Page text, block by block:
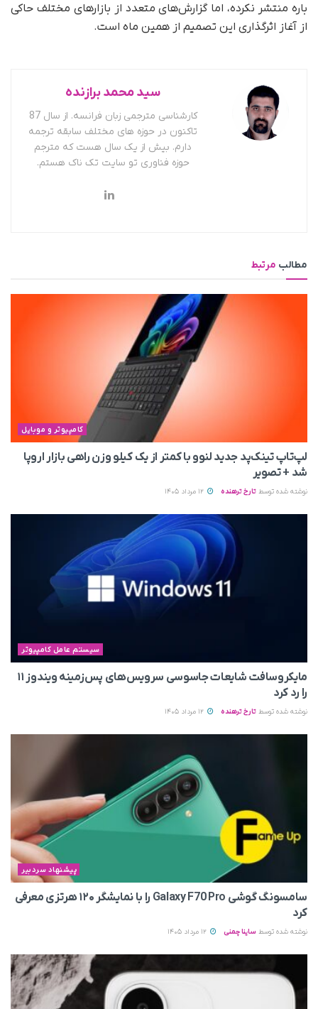
باره منتشر نکرده، اما گزارش‌های متعدد از بازارهای مختلف حاکی
از آغاز اثرگذاری این تصمیم از همین ماه است.
سید محمد برازنده
کارشناسی مترجمی زبان فرانسه. از سال 87
تاکنون در حوزه های مختلف سابقه ترجمه
دارم. بیش از یک سال هست که مترجم
حوزه فناوری تو سایت تک ناک هستم.
مطالب مرتبط
کامپیوتر و موبایل
لپ‌تاپ تینک‌پد جدید لنوو با کمتر از یک کیلو وزن راهی بازار اروپا
شد + تصویر
نوشته شده توسط تارخ ترهنده
سیستم عامل کامپیوتر
مایکروسافت شایعات جاسوسی سرویس‌های پس‌زمینه ویندوز ۱۱
را رد کرد
نوشته شده توسط تارخ ترهنده
پیشنهاد سردبیر
سامسونگ گوشی Galaxy F70 Pro را با نمایشگر ۱۲۰ هرتزی معرفی
کرد
نوشته شده توسط ساینا چمنی